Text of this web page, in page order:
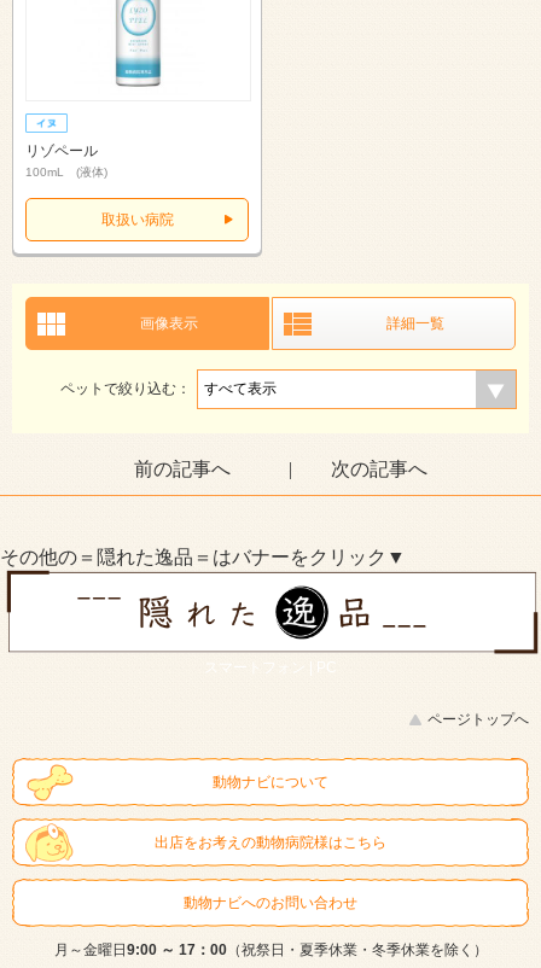
リゾペール
100mL (液体)
取扱い病院
画像表示 詳細一覧
ペットで絞り込む：
前の記事へ | 次の記事へ
その他の＝隠れた逸品＝はバナーをクリック▼
スマートフォン | PC
ページトップへ
動物ナビについて
出店をお考えの動物病院様はこちら
動物ナビへのお問い合わせ
月～金曜日9:00 ～ 17：00（祝祭日・夏季休業・冬季休業を除く）